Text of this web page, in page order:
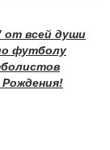
от всей души
футболу
ов
!